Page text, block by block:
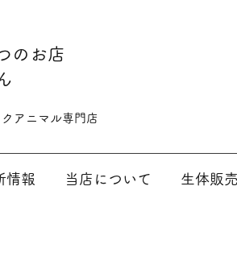
のお店
アニマル専門店
情報 当店について 生体販売